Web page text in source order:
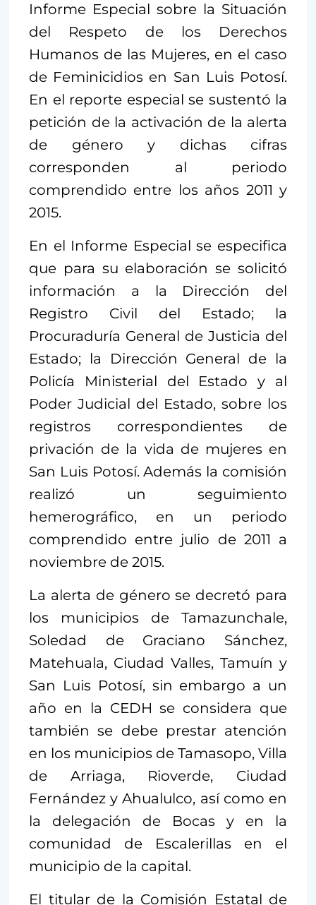
Informe Especial sobre la Situación
del Respeto de los Derechos
Humanos de las Mujeres, en el caso
de Feminicidios en San Luis Potosí.
En el reporte especial se sustentó la
petición de la activación de la alerta
de género y dichas cifras
corresponden al periodo
comprendido entre los años 2011 y
2015.
En el Informe Especial se especifica
que para su elaboración se solicitó
información a la Dirección del
Registro Civil del Estado; la
Procuraduría General de Justicia del
Estado; la Dirección General de la
Policía Ministerial del Estado y al
Poder Judicial del Estado, sobre los
registros correspondientes de
privación de la vida de mujeres en
San Luis Potosí. Además la comisión
realizó un seguimiento
hemerográfico, en un periodo
comprendido entre julio de 2011 a
noviembre de 2015.
La alerta de género se decretó para
los municipios de Tamazunchale,
Soledad de Graciano Sánchez,
Matehuala, Ciudad Valles, Tamuín y
San Luis Potosí, sin embargo a un
año en la CEDH se considera que
también se debe prestar atención
en los municipios de Tamasopo, Villa
de Arriaga, Rioverde, Ciudad
Fernández y Ahualulco, así como en
la delegación de Bocas y en la
comunidad de Escalerillas en el
municipio de la capital.
El titular de la Comisión Estatal de